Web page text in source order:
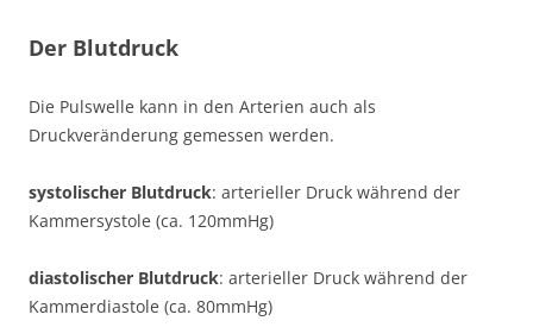
Der Blutdruck
Die Pulswelle kann in den Arterien auch als
Druckveränderung gemessen werden.
systolischer Blutdruck: arterieller Druck während der
Kammersystole (ca. 120mmHg)
diastolischer Blutdruck: arterieller Druck während der
Kammerdiastole (ca. 80mmHg)